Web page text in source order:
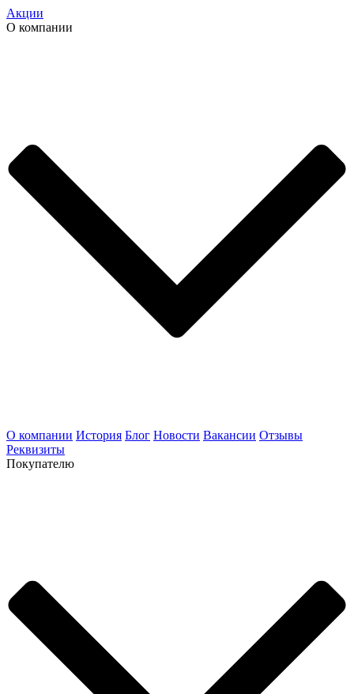
Акции
О компании
О компании История Блог Новости Вакансии Отзывы
Реквизиты
Покупателю